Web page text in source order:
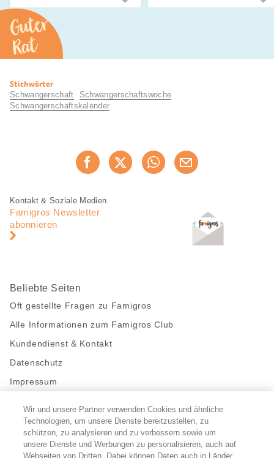
Guter
Rat
Nützliche
Informationen
Stichwörter
Schwangerschaft
Schwangerschaftswoche
Schwangerschaftskalender
Jetzt weiterempfehlen
Fusszeile
Fusszeile
Navigation
Kontakt & Soziale Medien
Famigros Newsletter
abonnieren
Beliebte Seiten
Oft gestellte Fragen zu Famigros
Alle Informationen zum Famigros Club
Kundendienst & Kontakt
Datenschutz
Impressum
Bleibe mit uns in Kontakt
Facebook
https://twitter.com/migros
https://www.youtube.com/user/
PinterestInstagram
Wir und unsere Partner verwenden Cookies und ähnliche
Technologien, um unsere Dienste bereitzustellen, zu
schützen, zu analysieren und zu verbessern sowie um
unsere Dienste und Werbungen zu personalisieren, auch auf
Webseiten von Dritten. Dabei können Daten auch in Länder